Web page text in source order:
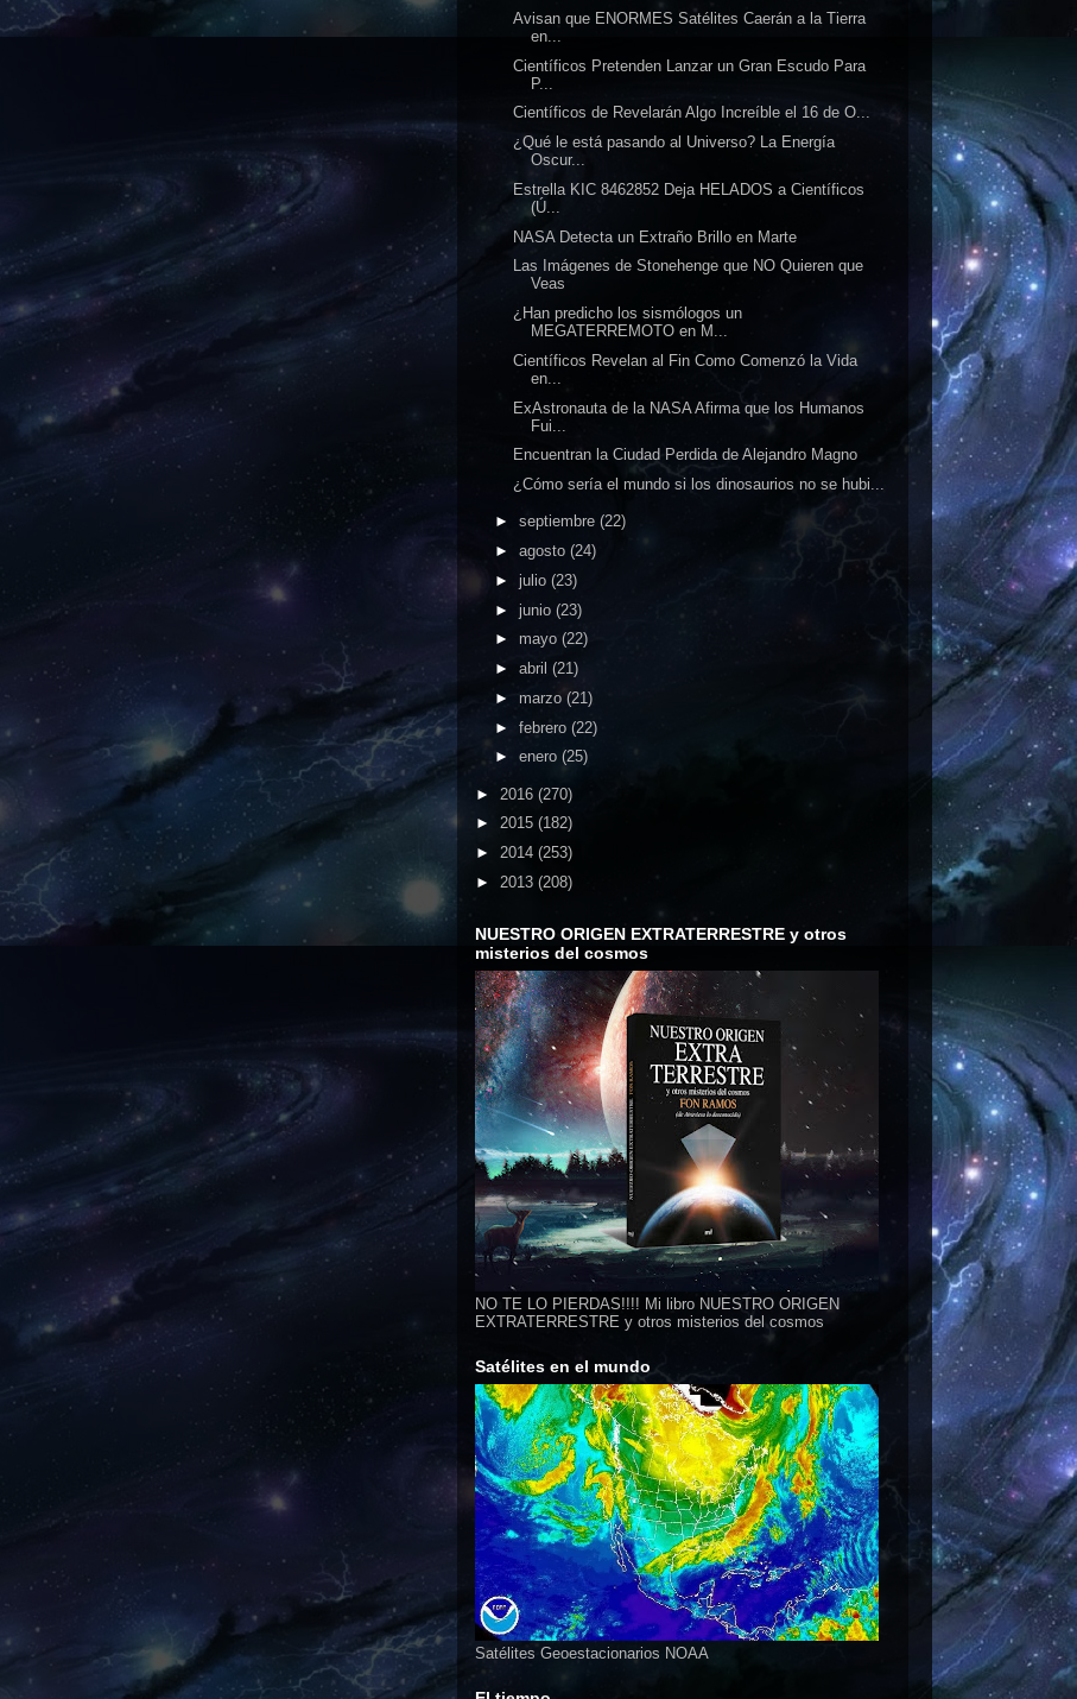
Avisan que ENORMES Satélites Caerán a la Tierra
en...
Científicos Pretenden Lanzar un Gran Escudo Para
P...
Científicos de Revelarán Algo Increíble el 16 de O...
¿Qué le está pasando al Universo? La Energía
Oscur...
Estrella KIC 8462852 Deja HELADOS a Científicos
(Ú...
NASA Detecta un Extraño Brillo en Marte
Las Imágenes de Stonehenge que NO Quieren que
Veas
¿Han predicho los sismólogos un
MEGATERREMOTO en M...
Científicos Revelan al Fin Como Comenzó la Vida
en...
ExAstronauta de la NASA Afirma que los Humanos
Fui...
Encuentran la Ciudad Perdida de Alejandro Magno
¿Cómo sería el mundo si los dinosaurios no se hubi...
► septiembre (22)
► agosto (24)
► julio (23)
► junio (23)
► mayo (22)
► abril (21)
► marzo (21)
► febrero (22)
► enero (25)
► 2016 (270)
► 2015 (182)
► 2014 (253)
► 2013 (208)
NUESTRO ORIGEN EXTRATERRESTRE y otros
misterios del cosmos
NO TE LO PIERDAS!!!! Mi libro NUESTRO ORIGEN
EXTRATERRESTRE y otros misterios del cosmos
Satélites en el mundo
Satélites Geoestacionarios NOAA